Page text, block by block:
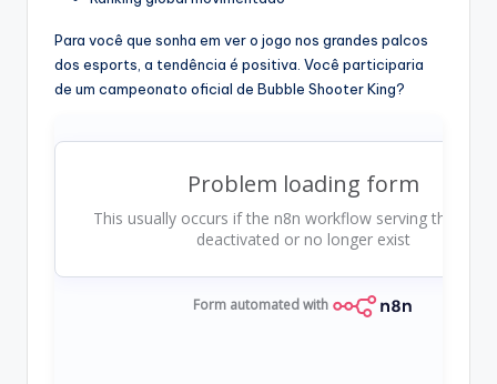
Para você que sonha em ver o jogo nos grandes palcos
dos esports, a tendência é positiva. Você participaria
de um campeonato oficial de Bubble Shooter King?